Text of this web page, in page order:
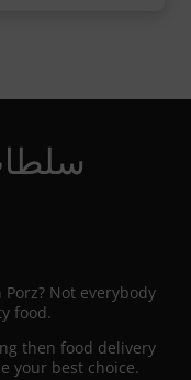
food.
then food delivery
your best choice.